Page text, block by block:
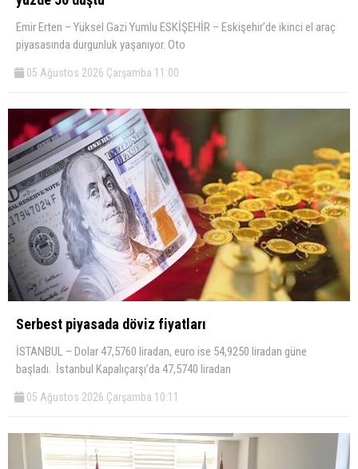
Emir Erten – Yüksel Gazi Yumlu ESKİŞEHİR – Eskişehir’de ikinci el araç
piyasasında durgunluk yaşanıyor. Oto
05 Ağustos 2026 Çarşamba 11:00
Serbest piyasada döviz fiyatları
İSTANBUL – Dolar 47,5760 liradan, euro ise 54,9250 liradan güne
başladı. İstanbul Kapalıçarşı’da 47,5740 liradan
05 Ağustos 2026 Çarşamba 10:11